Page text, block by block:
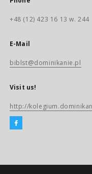
+48 (12) 423 16 13 w. 244
E-Mail
biblst@dominikanie.pl
Visit us!
http://